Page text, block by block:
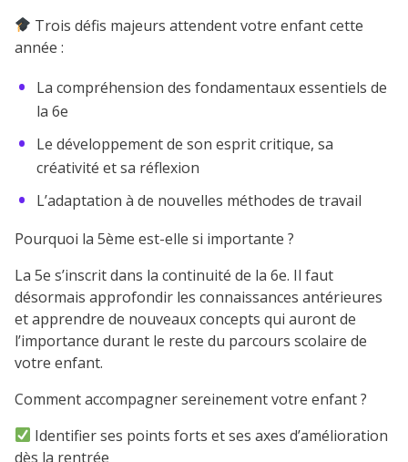
Trois défis majeurs attendent votre enfant cette
année :
La compréhension des fondamentaux essentiels de
la 6e
Le développement de son esprit critique, sa
créativité et sa réflexion
L’adaptation à de nouvelles méthodes de travail
Pourquoi la 5ème est-elle si importante ?
La 5e s’inscrit dans la continuité de la 6e. Il faut
désormais approfondir les connaissances antérieures
et apprendre de nouveaux concepts qui auront de
l’importance durant le reste du parcours scolaire de
votre enfant.
Comment accompagner sereinement votre enfant ?
Identifier ses points forts et ses axes d’amélioration
dès la rentrée